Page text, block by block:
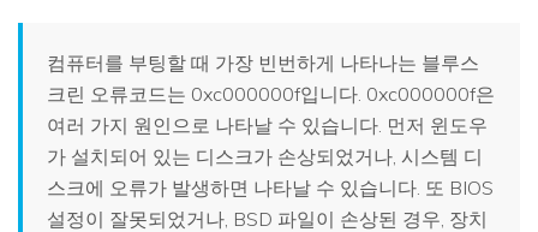
컴퓨터를 부팅할 때 가장 빈번하게 나타나는 블루스
크린 오류코드는 0xc000000f입니다. 0xc000000f은
여러 가지 원인으로 나타날 수 있습니다. 먼저 윈도우
가 설치되어 있는 디스크가 손상되었거나, 시스템 디
스크에 오류가 발생하면 나타날 수 있습니다. 또 BIOS
설정이 잘못되었거나, BSD 파일이 손상된 경우, 장치